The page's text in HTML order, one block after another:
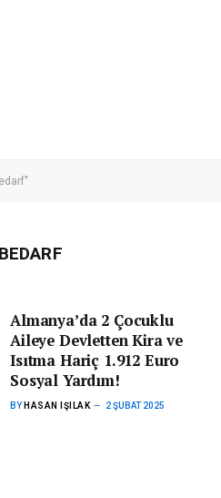
Almanya’da 2 Çocuklu
Aileye Devletten Kira ve
Isıtma Hariç 1.912 Euro
Sosyal Yardım!
BY HASAN IŞILAK 2 ŞUBAT 2025